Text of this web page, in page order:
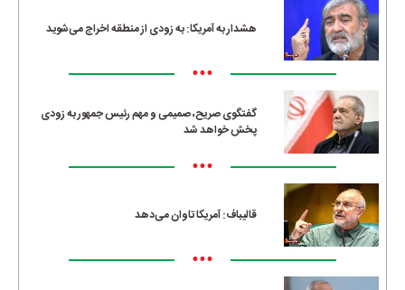
هشدار به آمریکا: به زودی از منطقه اخراج می‌شوید
•••
گفتگوی صریح، صمیمی و مهم رئیس جمهور به زودی
پخش خواهد شد
•••
قالیباف: آمریکا تاوان می‌دهد
•••